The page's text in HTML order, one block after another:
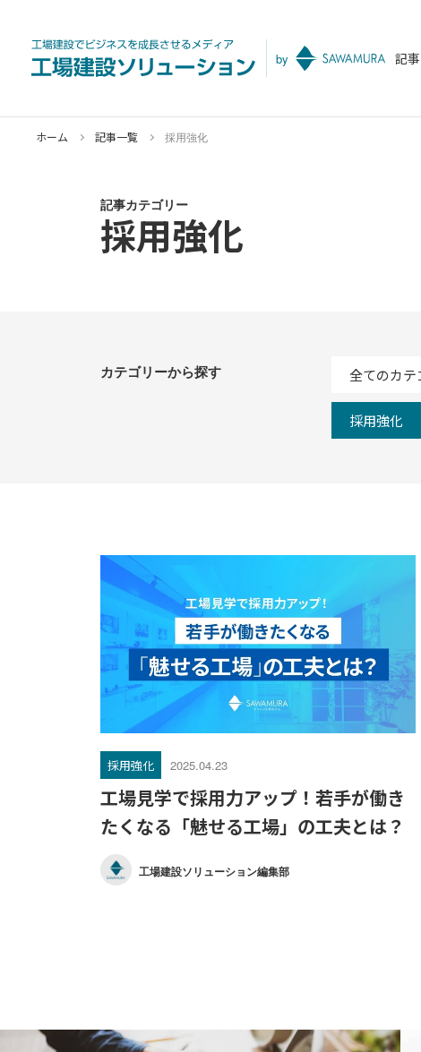
by 記
ホーム 記事一覧 採用強化
記事カテゴリー
採用強化
カテゴリーから探す 全てのカテ
採用強化
採用強化 2025.04.23
工場見学で採用力アップ！若手が働き
たくなる「魅せる工場」の工夫とは？
工場建設ソリューション編集部